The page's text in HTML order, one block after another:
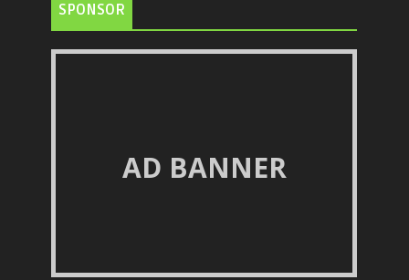
SPONSOR
AD BANNER